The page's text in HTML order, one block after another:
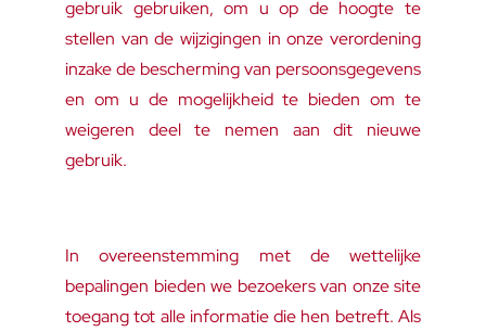
gebruik gebruiken, om u op de hoogte te
stellen van de wijzigingen in onze verordening
inzake de bescherming van persoonsgegevens
en om u de mogelijkheid te bieden om te
weigeren deel te nemen aan dit nieuwe
gebruik.
In overeenstemming met de wettelijke
bepalingen bieden we bezoekers van onze site
toegang tot alle informatie die hen betreft. Als